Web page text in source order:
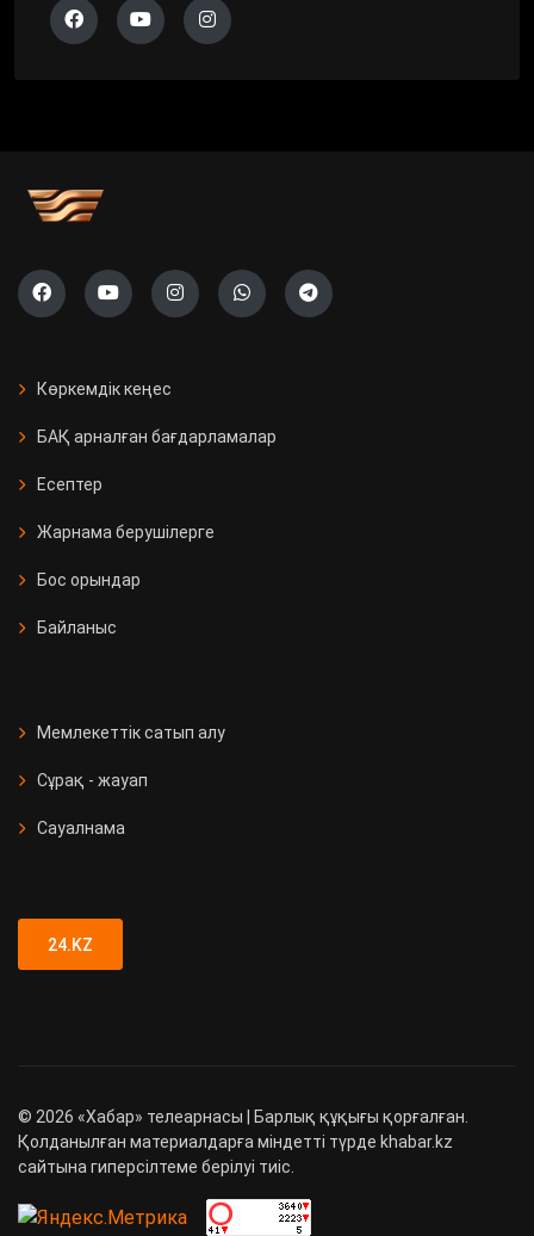
Көркемдік кеңес
БАҚ арналған бағдарламалар
Есептер
Жарнама берушілерге
Бос орындар
Байланыс
Мемлекеттік сатып алу
Сұрақ - жауап
Сауалнама
24.KZ
© 2026 «Хабар» телеарнасы | Барлық құқығы қорғалған.
Қолданылған материалдарға міндетті түрде khabar.kz
сайтына гиперсілтеме берілуі тиіс.